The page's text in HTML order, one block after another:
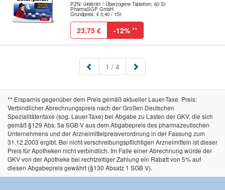
PZN: 0499181 / Überzogene Tabletten, 60 St
PharmaSGP GmbH
Grundpreis: € 0,40 / 1St
23,75 € -12% **
1 (aktuell)
/ 4
** Ersparnis gegenüber dem Preis gemäß aktueller Lauer-Taxe. Preis:
Verbindlicher Abrechnungspreis nach der Großen Deutschen
Spezialitätentaxe (sog. Lauer-Taxe) bei Abgabe zu Lasten der GKV, die sich
gemäß §129 Abs. 5a SGB V aus dem Abgabepreis des pharmazeutischen
Unternehmens und der Arzneimittelpreisverordnung in der Fassung zum
31.12.2003 ergibt. Bei nicht verschreibungspflichtigen Arzneimitteln ist dieser
Preis für Apotheken nicht verbindlich. Im Falle einer Abrechnung würde der
GKV von der Apotheke bei rechtzeitiger Zahlung ein Rabatt von 5% auf
diesen Abgabepreis gewährt (§130 Absatz 1 SGB V).